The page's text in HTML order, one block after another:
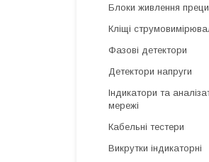
Блоки живлення
Кліщі
Фазові детектори
Детектори напруги
Індикатори та
мережі
Кабельні тестери
Викрутки індикаторні